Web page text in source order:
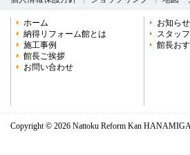
ホーム
納得リフォーム館とは
施工事例
館長ご挨拶
お問い合わせ
お知らせ
スタッ
館長お
Copyright © 2026 Nattoku Reform Kan